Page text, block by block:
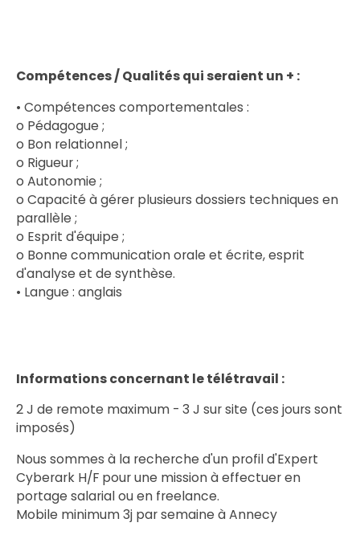
Compétences / Qualités qui seraient un + :
• Compétences comportementales :
o Pédagogue ;
o Bon relationnel ;
o Rigueur ;
o Autonomie ;
o Capacité à gérer plusieurs dossiers techniques en
parallèle ;
o Esprit d'équipe ;
o Bonne communication orale et écrite, esprit
d'analyse et de synthèse.
• Langue : anglais
Informations concernant le télétravail :
2 J de remote maximum - 3 J sur site (ces jours sont
imposés)
Nous sommes à la recherche d'un profil d'Expert
Cyberark H/F pour une mission à effectuer en
portage salarial ou en freelance.
Mobile minimum 3j par semaine à Annecy